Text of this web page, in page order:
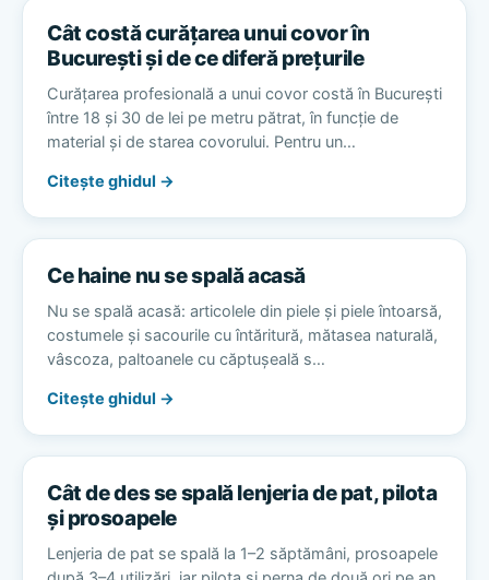
Cât costă curățarea unui covor în
București și de ce diferă prețurile
Curățarea profesională a unui covor costă în București
între 18 și 30 de lei pe metru pătrat, în funcție de
material și de starea covorului. Pentru un…
Citește ghidul →
Ce haine nu se spală acasă
Nu se spală acasă: articolele din piele și piele întoarsă,
costumele și sacourile cu întăritură, mătasea naturală,
vâscoza, paltoanele cu căptușeală s…
Citește ghidul →
Cât de des se spală lenjeria de pat, pilota
și prosoapele
Lenjeria de pat se spală la 1–2 săptămâni, prosoapele